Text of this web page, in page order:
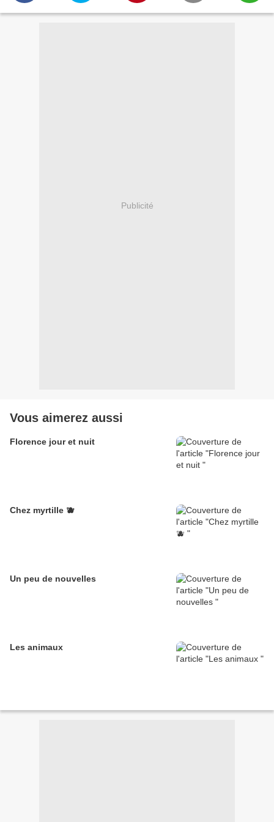
Publicité
Vous aimerez aussi
Florence jour et nuit
Chez myrtille 🫐
Un peu de nouvelles
Les animaux